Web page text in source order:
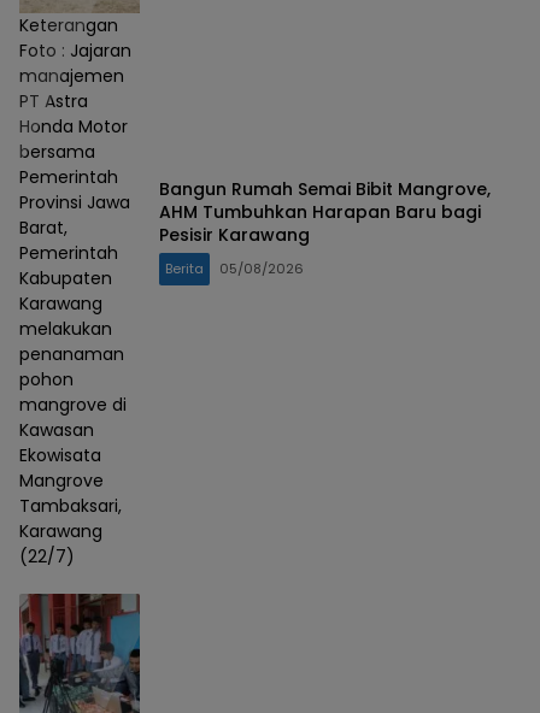
Keterangan
Foto : Jajaran
manajemen
PT Astra
Honda Motor
bersama
Pemerintah
Provinsi Jawa
Barat,
Pemerintah
Kabupaten
Karawang
melakukan
penanaman
pohon
mangrove di
Kawasan
Ekowisata
Mangrove
Tambaksari,
Karawang
(22/7)
Bangun Rumah Semai Bibit Mangrove,
AHM Tumbuhkan Harapan Baru bagi
Pesisir Karawang
Berita 05/08/2026